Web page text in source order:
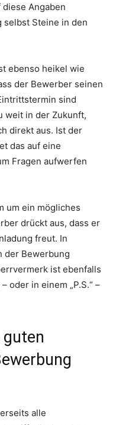
Angaben
selbst Steine in den
ebenso heikel wie
der Bewerber seinen
sind
weit in der Zukunft,
direkt aus. Ist der
das auf eine
Fragen aufwerfen
um ein mögliches
drückt aus, dass er
freut. In
der Bewerbung
ist ebenfalls
oder in einem „P.S.“ –
alle